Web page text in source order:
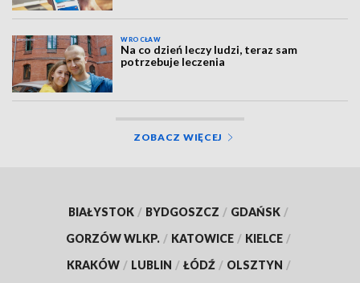
WROCŁAW
Na co dzień leczy ludzi, teraz sam
potrzebuje leczenia
ZOBACZ WIĘCEJ
BIAŁYSTOK / BYDGOSZCZ / GDAŃSK /
GORZÓW WLKP. / KATOWICE / KIELCE /
KRAKÓW / LUBLIN / ŁÓDŹ / OLSZTYN /